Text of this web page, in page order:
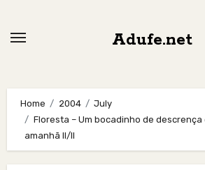
Adufe.net
Home 2004
July
Floresta – Um bocadinho de descrença
amanhã II/II